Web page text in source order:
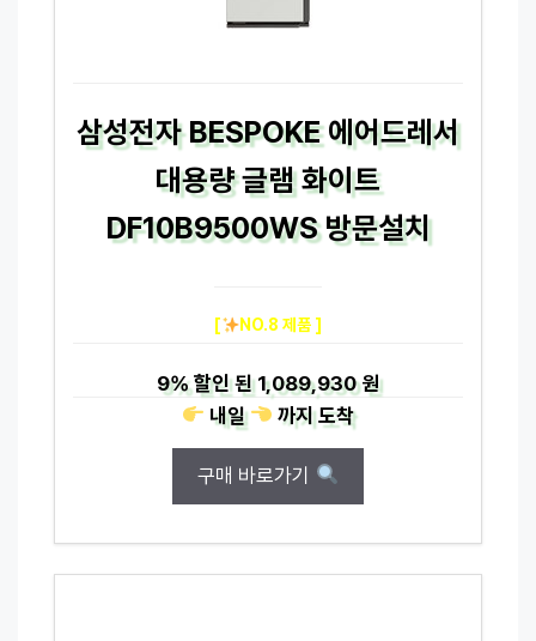
삼성전자 BESPOKE 에어드레서
대용량 글램 화이트
DF10B9500WS 방문설치
[ NO.8 제품 ]
9%할인 된1,089,930 원
내일
까지도착
구매 바로가기